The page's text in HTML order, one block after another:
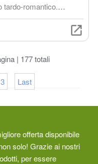
tardo-romantico.
include la
unica per immergersi
grandioso e
Bruckner.
| 177 totali
3 Last
offerta disponibile
solo! Grazie ai nostri
per essere